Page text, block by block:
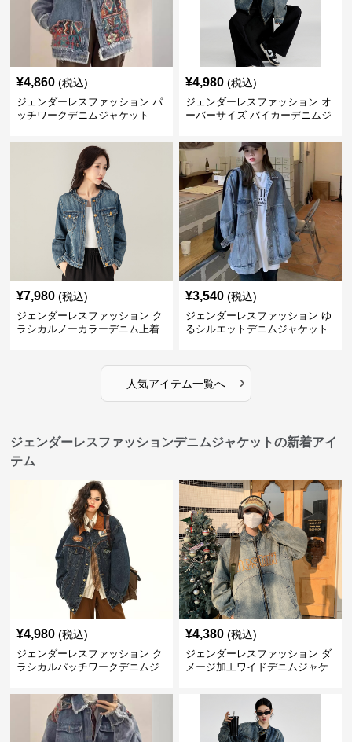
¥4,860 (税込)
ジェンダーレスファッション パ
ッチワークデニムジャケット
¥4,980 (税込)
ジェンダーレスファッション オ
ーバーサイズ バイカーデニムジ
¥7,980 (税込)
ジェンダーレスファッション ク
ラシカルノーカラーデニム上着
¥3,540 (税込)
ジェンダーレスファッション ゆ
るシルエットデニムジャケット
人気アイテム一覧へ ›
ジェンダーレスファッションデニムジャケットの新着アイ
テム
¥4,980 (税込)
ジェンダーレスファッション ク
ラシカルパッチワークデニムジ
¥4,380 (税込)
ジェンダーレスファッション ダ
メージ加工ワイドデニムジャケ